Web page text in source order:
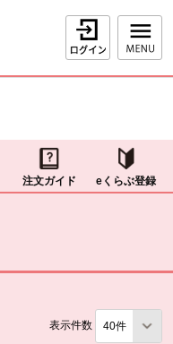
ログイン
注文ガイド eくらぶ登録
表示件数